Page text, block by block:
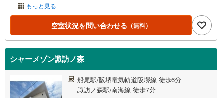
もっと見る
空室状況を問い合わせる （無料）
シャーメゾン諏訪ノ森
船尾駅/阪堺電気軌道阪堺線 徒歩6分
諏訪ノ森駅/南海線 徒歩7分